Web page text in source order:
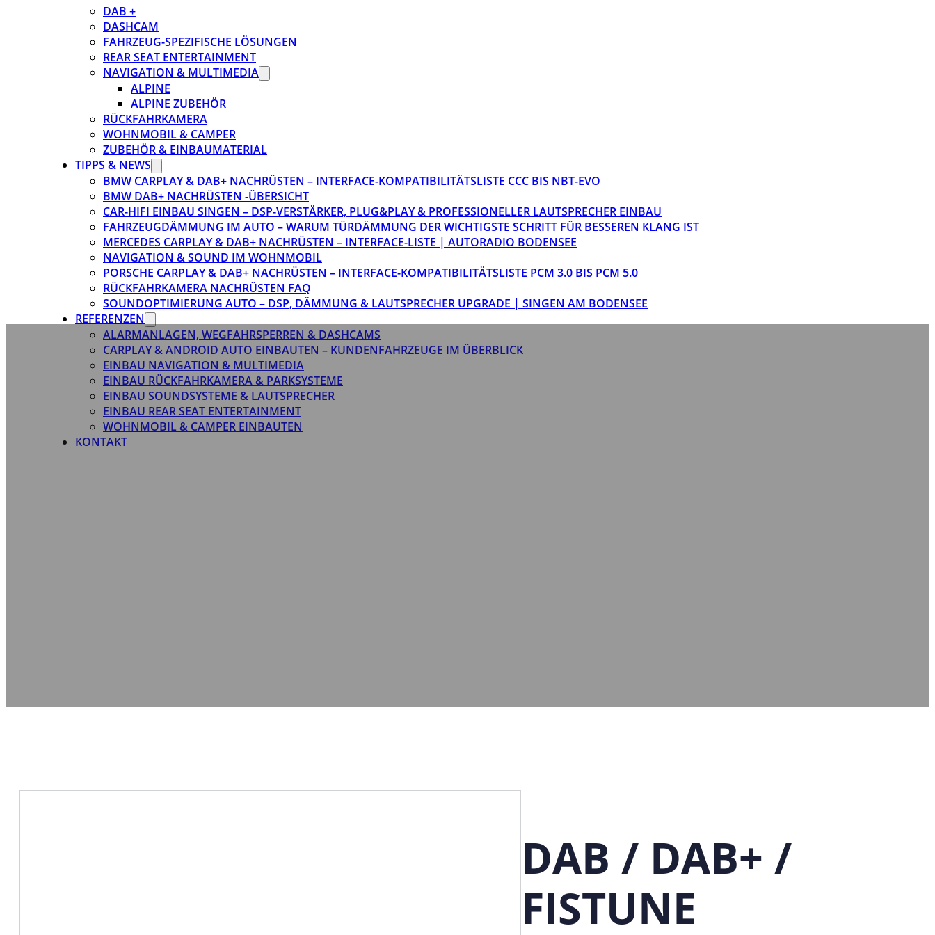
DAB +
DASHCAM
FAHRZEUG-SPEZIFISCHE LÖSUNGEN
REAR SEAT ENTERTAINMENT
NAVIGATION & MULTIMEDIA
ALPINE
ALPINE ZUBEHÖR
RÜCKFAHRKAMERA
WOHNMOBIL & CAMPER
ZUBEHÖR & EINBAUMATERIAL
TIPPS & NEWS
BMW CARPLAY & DAB+ NACHRÜSTEN – INTERFACE-KOMPATIBILITÄTSLISTE CCC BIS NBT-EVO
BMW DAB+ NACHRÜSTEN -ÜBERSICHT
CAR-HIFI EINBAU SINGEN – DSP-VERSTÄRKER, PLUG&PLAY & PROFESSIONELLER LAUTSPRECHER EINBAU
FAHRZEUGDÄMMUNG IM AUTO – WARUM TÜRDÄMMUNG DER WICHTIGSTE SCHRITT FÜR BESSEREN KLANG IST
MERCEDES CARPLAY & DAB+ NACHRÜSTEN – INTERFACE-LISTE | AUTORADIO BODENSEE
NAVIGATION & SOUND IM WOHNMOBIL
PORSCHE CARPLAY & DAB+ NACHRÜSTEN – INTERFACE-KOMPATIBILITÄTSLISTE PCM 3.0 BIS PCM 5.0
RÜCKFAHRKAMERA NACHRÜSTEN FAQ
SOUNDOPTIMIERUNG AUTO – DSP, DÄMMUNG & LAUTSPRECHER UPGRADE | SINGEN AM BODENSEE
REFERENZEN
ALARMANLAGEN, WEGFAHRSPERREN & DASHCAMS
CARPLAY & ANDROID AUTO EINBAUTEN – KUNDENFAHRZEUGE IM ÜBERBLICK
EINBAU NAVIGATION & MULTIMEDIA
EINBAU RÜCKFAHRKAMERA & PARKSYSTEME
EINBAU SOUNDSYSTEME & LAUTSPRECHER
EINBAU REAR SEAT ENTERTAINMENT
WOHNMOBIL & CAMPER EINBAUTEN
KONTAKT
DAB / DAB+ /
FISTUNE